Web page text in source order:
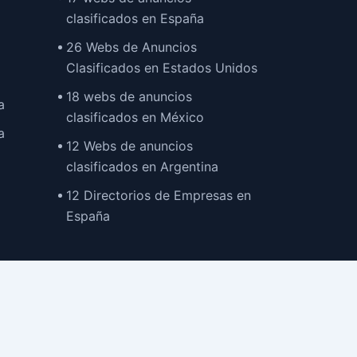
clasificados en España
26 Webs de Anuncios
Clasificados en Estados Unidos
18 webs de anuncios
clasificados en México
12 Webs de anuncios
clasificados en Argentina
12 Directorios de Empresas en
España